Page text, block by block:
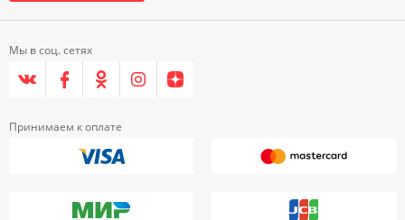
Мы в соц. сетях
Принимаем к оплате